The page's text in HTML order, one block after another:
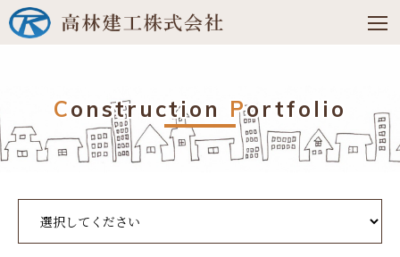
Construction Portfolio